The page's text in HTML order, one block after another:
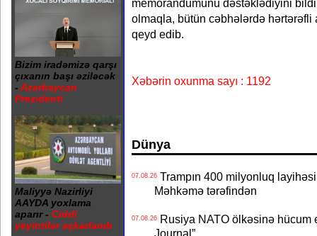
Bizim iradəmizə qarşı
çıxanın başı əziləcək
- Azərbaycan
Prezidenti
Maliyyə Nazirliyi
AAYDA yoxlama
aparır - Ciddi
yeyintilər aşkarlanıb
memorandumunu dəstəklədiyini
olmaqla, bütün cəbhələrdə
qeyd edib.
Xəbərin oxunma sayı : 1192
Dünya
07.08.26Trampın 400 milyonluq
Məhkəmə tərəfindən
07.08.26Rusiya NATO ölkəsinə hücum
Journal”